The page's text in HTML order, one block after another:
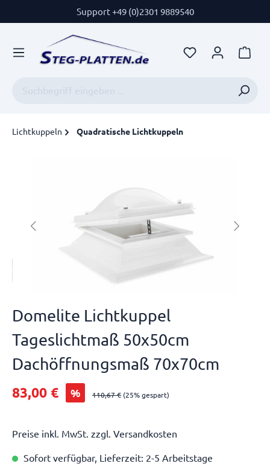
Support +49 (0)2301 9889540
Lichtkuppeln Quadratische Lichtkuppeln
Domelite Lichtkuppel
Tageslichtmaß 50x50cm
Dachöffnungsmaß 70x70cm
83,00 € % 110,67 € (25% gespart)
Preise inkl. MwSt. zzgl. Versandkosten
Sofort verfügbar, Lieferzeit: 2-5 Arbeitstage